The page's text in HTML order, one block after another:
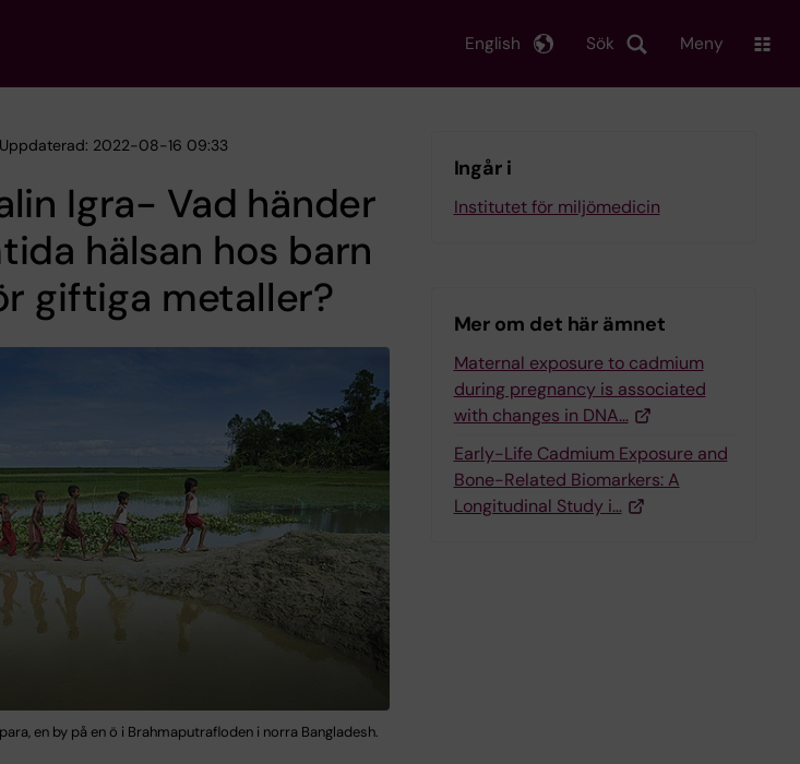
Sök
English Meny
2022-08-16 09:33
Igra- Vad händer
hälsan hos barn
giftiga metaller?
en by på en ö i Brahmaputrafloden i norra Bangladesh.
Ingår i
Institutet för miljömedicin
Mer om det här ämnet
Maternal exposure to cadmium
during pregnancy is associated
with changes in DNA…
Early-Life Cadmium Exposure and
Bone-Related Biomarkers: A
Longitudinal Study i…